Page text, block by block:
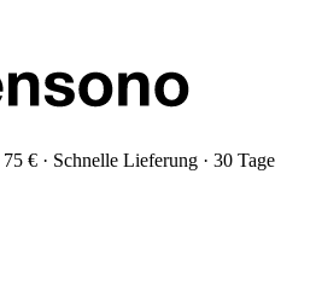
€ · Schnelle Lieferung · 30 Tage